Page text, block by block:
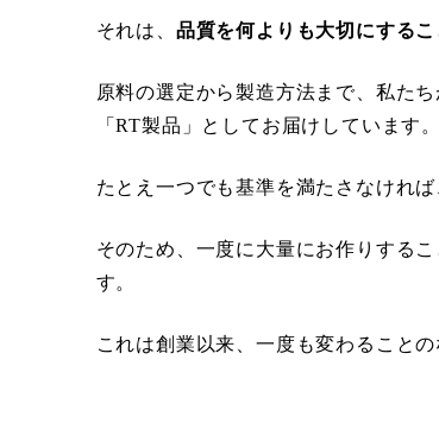
それは、 品質を何よりも大切にするこ
原料の選定から製造方法まで、私た
「RT製品」としてお届けしています。
たとえ一つでも基準を満たさなけれ
そのため、一度に大量にお作りする
す。
これは創業以来、一度も変わること